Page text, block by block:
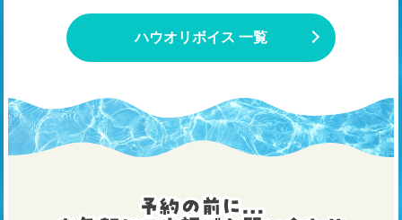
ハウオリボイス 一覧